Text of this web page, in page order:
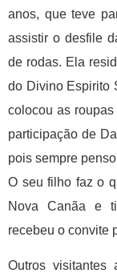
anos, que teve
assistir o desfile
de rodas. Ela
do Divino Espirito
colocou as
participação de
pois sempre
O seu filho faz o
Nova Canãa e
recebeu o convite
Outros